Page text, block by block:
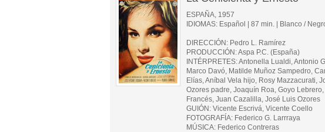
ESPAÑA, 1957
IDIOMAS: Español | 87 min. | Blanco /
DIRECCIÓN: Pedro L. Ramírez
PRODUCCIÓN: Aspa P.C. (España)
INTÉRPRETES: Antonella Lualdi, Antonio
Marco Davó, Matilde Muñoz Sampedro,
Elías, Aníbal Vela hijo, Rosy Mazzacurati,
Ozores padre, Joaquín Roa, Goyo
Francés, Juan Cazalilla, José Luis Ozores
GUIÓN: Vicente Escrivá, Vicente Coello
FOTOGRAFÍA: Federico G. Larrraya
MÚSICA: Federico Contreras